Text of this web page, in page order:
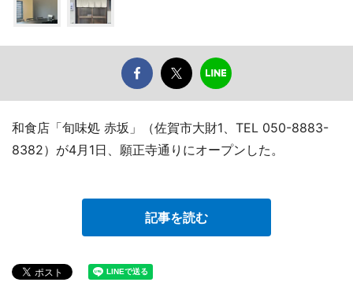
和食店「旬味処 赤坂」（佐賀市大財1、TEL 050-8883-
8382）が4月1日、願正寺通りにオープンした。
記事を読む